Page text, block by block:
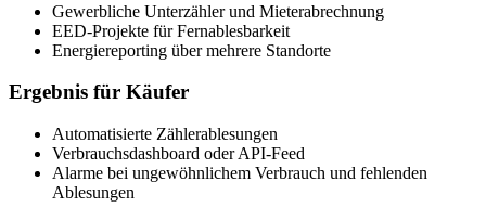
Gewerbliche Unterzähler und Mieterabrechnung
EED-Projekte für Fernablesbarkeit
Energiereporting über mehrere Standorte
Ergebnis für Käufer
Automatisierte Zählerablesungen
Verbrauchsdashboard oder API-Feed
Alarme bei ungewöhnlichem Verbrauch und fehlenden
Ablesungen